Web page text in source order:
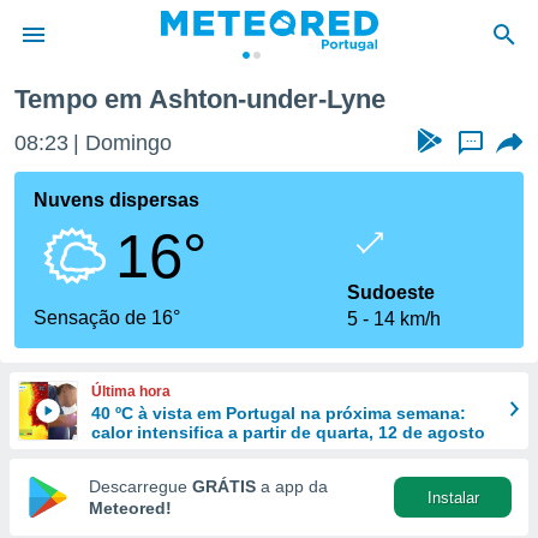
da
foi
fornecidas
a este
das
e
forma
digital
Tempo em Ashton-under-Lyne
08:23 Domingo ...
Nuvens dispersas
16°
Sensação de 16°
Sudoeste
5
14 km/h
Última hora
40 ºC à vista em Portugal na próxima semana:
calor intensifica a partir de quarta, 12 de agosto
Descarregue GRÁTIS a app da
Meteored!
Instalar